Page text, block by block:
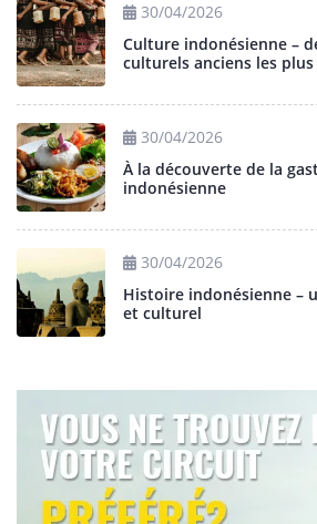
30/04/2026
Culture indonésienne –
culturels anciens les plus
30/04/2026
À la découverte de la
indonésienne
30/04/2026
Histoire indonésienne –
et culturel